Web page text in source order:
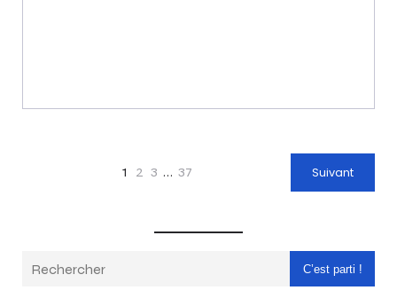
1 2 3 … 37 Suivant
C’est parti !